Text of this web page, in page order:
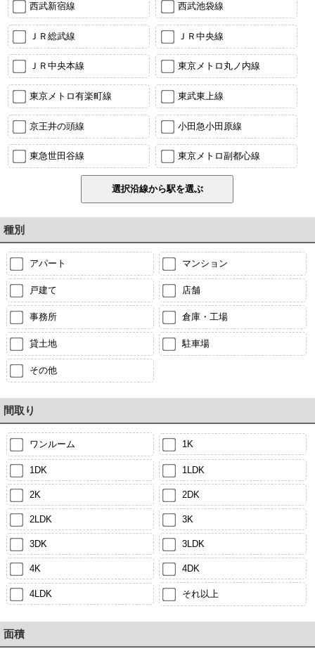
西武新宿線 西武池袋線
ＪＲ総武線 ＪＲ中央線
ＪＲ中央本線 東京メトロ丸ノ内線
東京メトロ有楽町線 東武東上線
京王井の頭線 小田急小田原線
東急世田谷線 東京メトロ副都心線
種別
アパート マンション
戸建て 店舗
事務所 倉庫・工場
貸土地 駐車場
その他
間取り
ワンルーム 1K
1DK 1LDK
2K 2DK
2LDK 3K
3DK 3LDK
4K 4DK
4LDK それ以上
面積